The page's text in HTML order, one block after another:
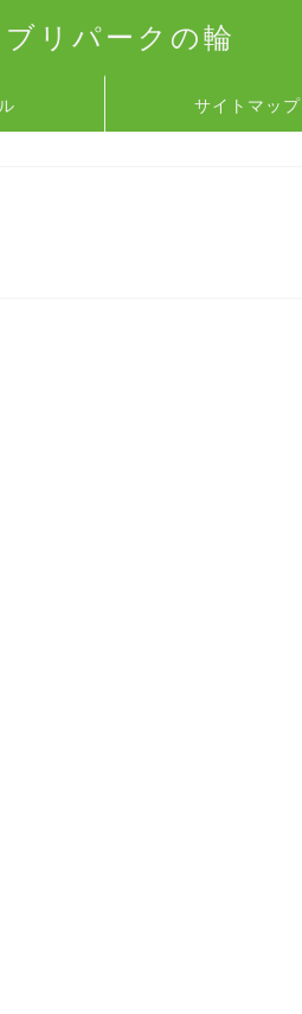
ブリパークの輪
サイトマップ